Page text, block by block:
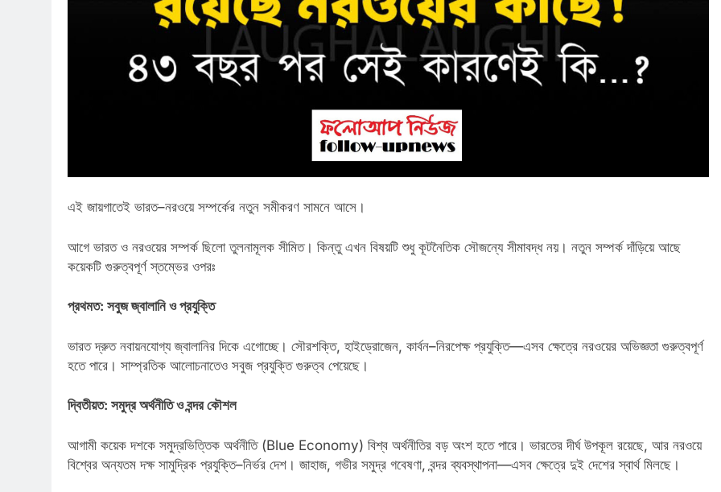
এই জায়গাতেই ভারত–নরওয়ে সম্পর্কের নতুন সমীকরণ সামনে আসে।
আগে ভারত ও নরওয়ের সম্পর্ক ছিলো তুলনামূলক সীমিত। কিন্তু এখন বিষয়টি শুধু কূটনৈতিক সৌজন্যে সীমাবদ্ধ নয়। নতুন সম্পর্ক দাঁড়িয়ে আছে
কয়েকটি গুরুত্বপূর্ণ স্তম্ভের ওপরঃ
প্রথমত: সবুজ জ্বালানি ও প্রযুক্তি
ভারত দ্রুত নবায়নযোগ্য জ্বালানির দিকে এগোচ্ছে। সৌরশক্তি, হাইড্রোজেন, কার্বন–নিরপেক্ষ প্রযুক্তি—এসব ক্ষেত্রে নরওয়ের অভিজ্ঞতা গুরুত্বপূর্ণ
হতে পারে। সাম্প্রতিক আলোচনাতেও সবুজ প্রযুক্তি গুরুত্ব পেয়েছে।
দ্বিতীয়ত: সমুদ্র অর্থনীতি ও বন্দর কৌশল
আগামী কয়েক দশকে সমুদ্রভিত্তিক অর্থনীতি (Blue Economy) বিশ্ব অর্থনীতির বড় অংশ হতে পারে। ভারতের দীর্ঘ উপকূল রয়েছে, আর নরওয়ে
বিশ্বের অন্যতম দক্ষ সামুদ্রিক প্রযুক্তি–নির্ভর দেশ। জাহাজ, গভীর সমুদ্র গবেষণা, বন্দর ব্যবস্থাপনা—এসব ক্ষেত্রে দুই দেশের স্বার্থ মিলছে।
Lamia অশ্রাব্য